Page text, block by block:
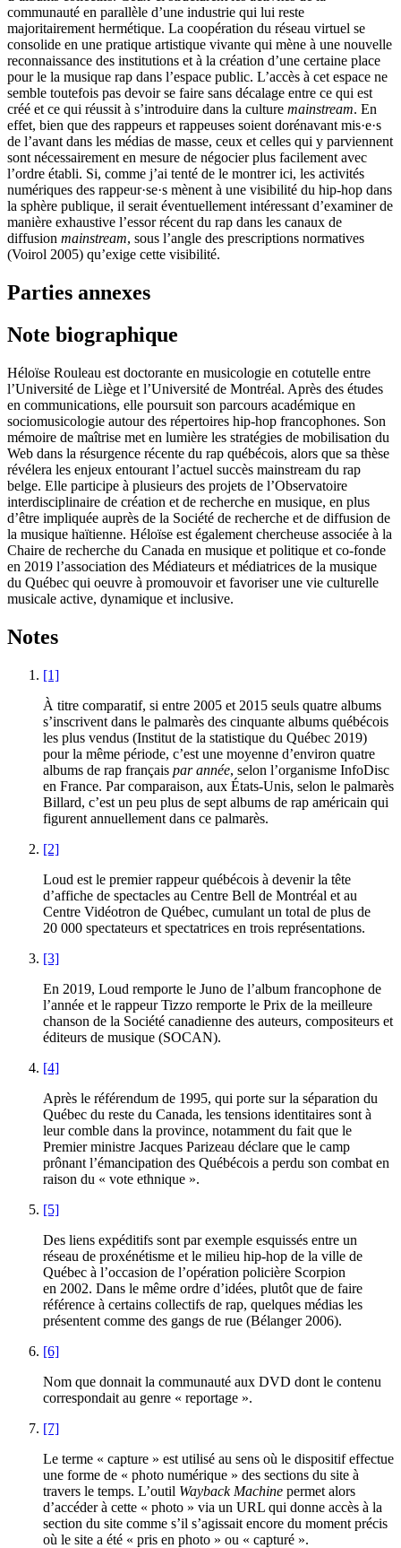
communauté en parallèle d’une industrie qui lui reste
majoritairement hermétique. La coopération du réseau virtuel se
consolide en une pratique artistique vivante qui mène à une nouvelle
reconnaissance des institutions et à la création d’une certaine place
pour le la musique rap dans l’espace public. L’accès à cet espace ne
semble toutefois pas devoir se faire sans décalage entre ce qui est
créé et ce qui réussit à s’introduire dans la culture mainstream. En
effet, bien que des rappeurs et rappeuses soient dorénavant mis·e·s
de l’avant dans les médias de masse, ceux et celles qui y parviennent
sont nécessairement en mesure de négocier plus facilement avec
l’ordre établi. Si, comme j’ai tenté de le montrer ici, les activités
numériques des rappeur·se·s mènent à une visibilité du hip-hop dans
la sphère publique, il serait éventuellement intéressant d’examiner de
manière exhaustive l’essor récent du rap dans les canaux de
diffusion mainstream, sous l’angle des prescriptions normatives
(Voirol 2005) qu’exige cette visibilité.
Parties annexes
Note biographique
Héloïse Rouleau est doctorante en musicologie en cotutelle entre
l’Université de Liège et l’Université de Montréal. Après des études
en communications, elle poursuit son parcours académique en
sociomusicologie autour des répertoires hip-hop francophones. Son
mémoire de maîtrise met en lumière les stratégies de mobilisation du
Web dans la résurgence récente du rap québécois, alors que sa thèse
révélera les enjeux entourant l’actuel succès mainstream du rap
belge. Elle participe à plusieurs des projets de l’Observatoire
interdisciplinaire de création et de recherche en musique, en plus
d’être impliquée auprès de la Société de recherche et de diffusion de
la musique haïtienne. Héloïse est également chercheuse associée à la
Chaire de recherche du Canada en musique et politique et co-fonde
en 2019 l’association des Médiateurs et médiatrices de la musique
du Québec qui oeuvre à promouvoir et favoriser une vie culturelle
musicale active, dynamique et inclusive.
Notes
[1]
À titre comparatif, si entre 2005 et 2015 seuls quatre albums
s’inscrivent dans le palmarès des cinquante albums québécois
les plus vendus (Institut de la statistique du Québec 2019)
pour la même période, c’est une moyenne d’environ quatre
albums de rap français par année, selon l’organisme InfoDisc
en France. Par comparaison, aux États-Unis, selon le palmarès
Billard, c’est un peu plus de sept albums de rap américain qui
figurent annuellement dans ce palmarès.
[2]
Loud est le premier rappeur québécois à devenir la tête
d’affiche de spectacles au Centre Bell de Montréal et au
Centre Vidéotron de Québec, cumulant un total de plus de
20 000 spectateurs et spectatrices en trois représentations.
[3]
En 2019, Loud remporte le Juno de l’album francophone de
l’année et le rappeur Tizzo remporte le Prix de la meilleure
chanson de la Société canadienne des auteurs, compositeurs et
éditeurs de musique (SOCAN).
[4]
Après le référendum de 1995, qui porte sur la séparation du
Québec du reste du Canada, les tensions identitaires sont à
leur comble dans la province, notamment du fait que le
Premier ministre Jacques Parizeau déclare que le camp
prônant l’émancipation des Québécois a perdu son combat en
raison du « vote ethnique ».
[5]
Des liens expéditifs sont par exemple esquissés entre un
réseau de proxénétisme et le milieu hip-hop de la ville de
Québec à l’occasion de l’opération policière Scorpion
en 2002. Dans le même ordre d’idées, plutôt que de faire
référence à certains collectifs de rap, quelques médias les
présentent comme des gangs de rue (Bélanger 2006).
[6]
Nom que donnait la communauté aux DVD dont le contenu
correspondait au genre « reportage ».
[7]
Le terme « capture » est utilisé au sens où le dispositif effectue
une forme de « photo numérique » des sections du site à
travers le temps. L’outil Wayback Machine permet alors
d’accéder à cette « photo » via un URL qui donne accès à la
section du site comme s’il s’agissait encore du moment précis
où le site a été « pris en photo » ou « capturé ».